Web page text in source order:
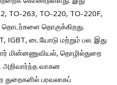
TO-263, TO-220, TO-220F,
தொடர்களை தொகுக்கிறது.
IGBT, டையோடு மற்றும் பல. இது
மின்னணுவியல், தொழில்துறை
அறிவார்ந்த வாகன
துறைகளில் பரவலாகப்